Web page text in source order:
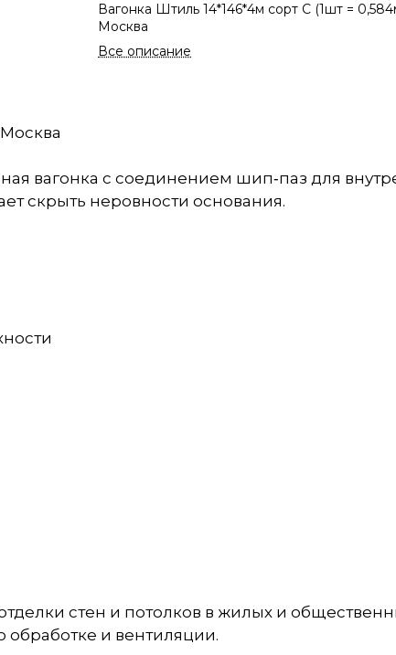
Вагонка Штиль 14*146*4м сорт С (1шт =
Москва
Все описание
вагонка с соединением шип‑паз для
скрыть неровности основания.
стен и потолков в жилых и
и вентиляции.